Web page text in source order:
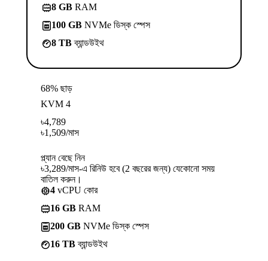
8 GB RAM
100 GB NVMe ডিস্ক স্পেস
8 TBব্যান্ডউইথ
68% ছাড়
KVM 4
৳4,789
৳1,509/মাস
প্ল্যান বেছে নিন
৳3,289/মাস-এ রিনিউ হবে (2 বছরের জন্য) যেকোনো সময়
বাতিল করুন।
4 vCPU কোর
16 GB RAM
200 GB NVMe ডিস্ক স্পেস
16 TBব্যান্ডউইথ